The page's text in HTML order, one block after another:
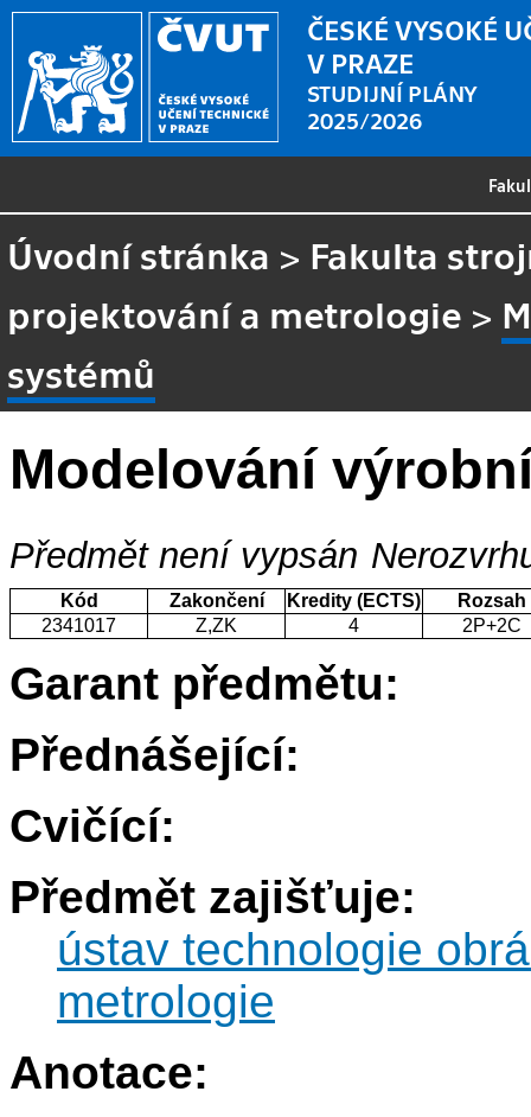
ČESKÉ VYSOKÉ
V PRAZE
STUDIJNÍ PLÁNY
2025/2026
Úvodní stránka > Fakulta
projektování a metrologie >
systémů
Modelování
Předmět není vypsán
Kód Zakončení Kredity (ECTS)
Rozsah
2341017
Z,ZK 4 2P+2C
Garant předmětu:
Přednášející:
Cvičící:
Předmět zajišťuje:
ústav technologie
metrologie
Anotace: